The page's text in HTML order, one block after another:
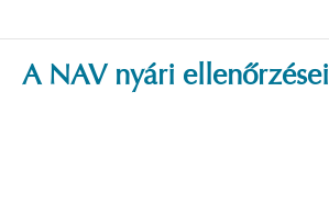
A NAV nyári ellenőrzései